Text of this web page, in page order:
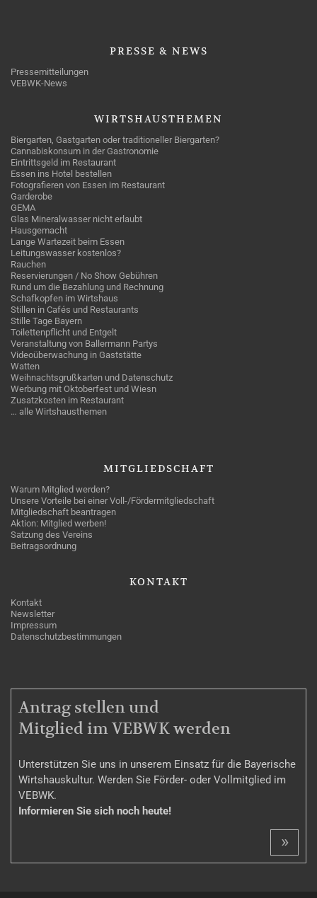
PRESSE & NEWS
Pressemitteilungen
VEBWK-News
WIRTSHAUSTHEMEN
Biergarten, Gastgarten oder traditioneller Biergarten?
Cannabiskonsum in der Gastronomie
Eintrittsgeld im Restaurant
Essen ins Hotel bestellen
Fotografieren von Essen im Restaurant
Garderobe
GEMA
Glas Mineralwasser nicht erlaubt
Hausgemacht
Lange Wartezeit beim Essen
Leitungswasser kostenlos?
Rauchen
Reservierungen / No Show Gebühren
Rund um die Bezahlung und Rechnung
Schafkopfen im Wirtshaus
Stillen in Cafés und Restaurants
Stille Tage Bayern
Toilettenpflicht und Entgelt
Veranstaltung von Ballermann Partys
Videoüberwachung in Gaststätte
Watten
Weihnachtsgrußkarten und Datenschutz
Werbung mit Oktoberfest und Wiesn
Zusatzkosten im Restaurant
… alle Wirtshausthemen
MITGLIEDSCHAFT
Warum Mitglied werden?
Unsere Vorteile bei einer Voll-/Fördermitgliedschaft
Mitgliedschaft beantragen
Aktion: Mitglied werben!
Satzung des Vereins
Beitragsordnung
KONTAKT
Kontakt
Newsletter
Impressum
Datenschutzbestimmungen
MITGLIEDSCHAFT
Antrag stellen und
Mitglied im VEBWK werden
Unterstützen Sie uns in unserem Einsatz für die Bayerische
Wirtshauskultur. Werden Sie Förder- oder Vollmitglied im
VEBWK.
Informieren Sie sich noch heute!
»